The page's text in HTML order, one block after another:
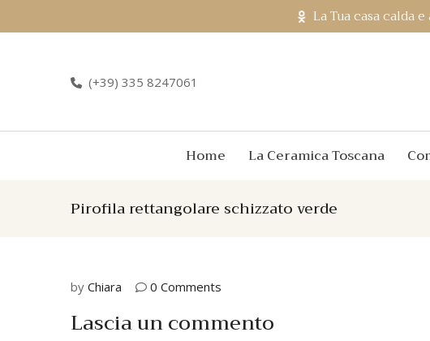
La Tua casa calda
(+39) 335 8247061
Home La Ceramica Toscana
Pirofila rettangolare schizzato verde
by Chiara 0 Comments
Lascia un commento